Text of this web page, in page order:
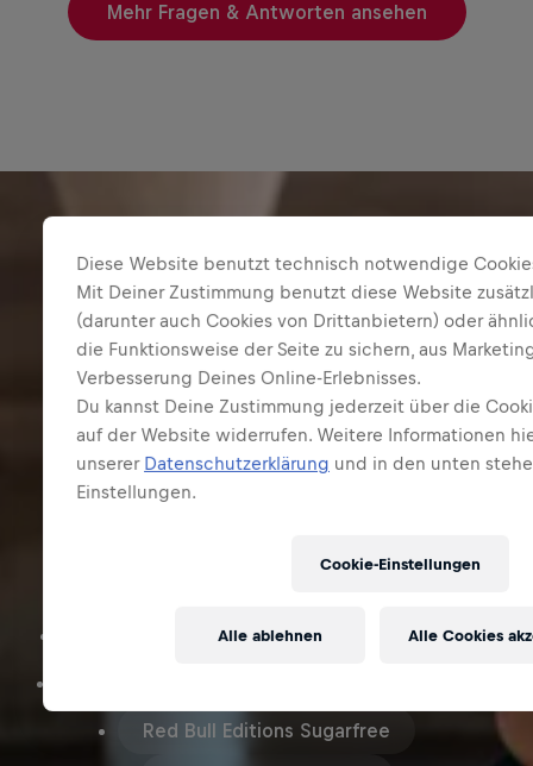
verschiedene Süßstoffe und schmecken
unterschiedlich.
Mehr Fragen & Antworten ansehen
Die häufigsten Fragen zu
Red Bull.
Red Bull Energy Drink Red Bull Zero
Red Bull Editions Sugarfree
Diese Website benutzt technisch notwendige
Mit Deiner Zustimmung benutzt diese Website
(darunter auch Cookies von Drittanbietern) oder
die Funktionsweise der Seite zu sichern, aus
Verbesserung Deines Online-Erlebnisses.
Du kannst Deine Zustimmung jederzeit über die
auf der Website widerrufen. Weitere Informationen
unserer Datenschutzerklärung und in den unten
Einstellungen.
Cookie-Einstellungen
Alle ablehnen Alle Cookies